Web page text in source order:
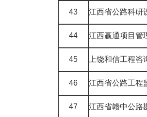
43 江西省公路科研
44 江西赢通项目管
45 上饶和信工程咨
46 江西省公路工程
47 江西省赣中公路